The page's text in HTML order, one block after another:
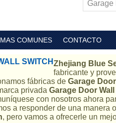
COMUNES CONTACTO
SWITCHZhejiang Blue
fabricante y
fábricas de Garage
privada Garage Door
con nosotros ahora
a responder de una manera
, pero vamos a ofrecerle un